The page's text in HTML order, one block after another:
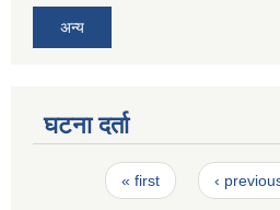
अन्य
घटना दर्ता
Pages« first ‹